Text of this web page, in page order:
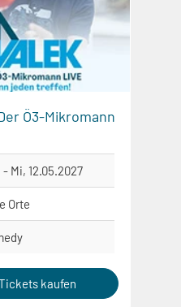
Ö3-Mikromann
Mi, 12.05.2027
Orte
kaufen